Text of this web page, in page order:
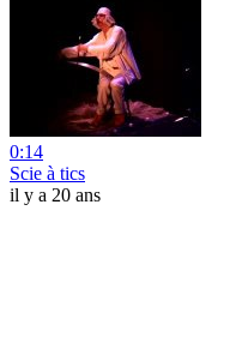
0:14
Scie à tics
il y a 20 ans